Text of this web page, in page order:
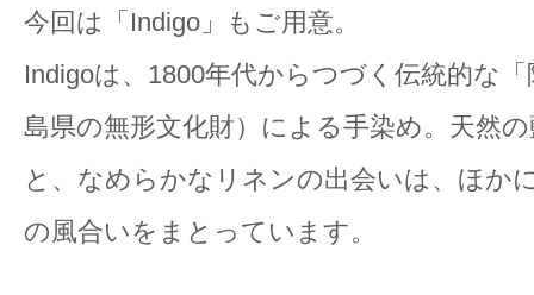
今回は「Indigo」もご用意。
Indigoは、1800年代からつづく伝統的な
島県の無形文化財）による手染め。天然
と、なめらかなリネンの出会いは、ほか
の風合いをまとっています。